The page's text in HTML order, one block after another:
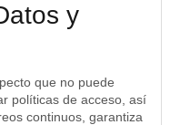
y
que no puede
políticas de acceso, así
continuos, garantiza